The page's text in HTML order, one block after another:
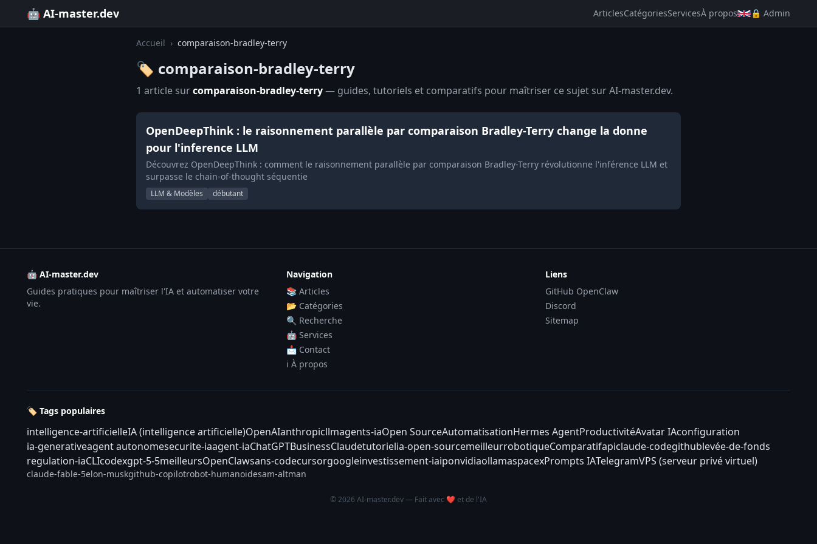
🤖 AI-master.dev ArticlesCatégoriesServicesÀ propos 🔒 Admin
Accueil › comparaison-bradley-terry
🏷️ comparaison-bradley-terry
1 article surcomparaison-bradley-terry— guides, tutoriels et comparatifs pour maîtriser ce sujet sur AI-master.dev.
OpenDeepThink : le raisonnement parallèle par comparaison Bradley-Terry change la donne
pour l'inference LLM
Découvrez OpenDeepThink : comment le raisonnement parallèle par comparaison Bradley-Terry révolutionne l'inférence LLM et
surpasse le chain-of-thought séquentie
LLM & Modèles débutant
🤖 AI-master.dev
Guides pratiques pour maîtriser l'IA et automatiser votre
vie.
Navigation
📚 Articles
📂 Catégories
🔍 Recherche
🤖 Services
📩 Contact
ℹ️ À propos
Liens
GitHub OpenClaw
Discord
Sitemap
🏷️ Tags populaires
intelligence-artificielleIA (intelligence artificielle)OpenAIanthropicllmagents-iaOpen SourceAutomatisationHermes AgentProductivitéAvatar IAconfiguration
ia-generativeagent autonomesecurite-iaagent-iaChatGPTBusinessClaudetutorielia-open-sourcemeilleurrobotiqueComparatifapiclaude-codegithublevée-de-fonds
regulation-iaCLIcodexgpt-5-5meilleursOpenClawsans-codecursorgoogleinvestissement-iaiponvidiaollamaspacexPrompts IATelegramVPS (serveur privé virtuel)
claude-fable-5elon-muskgithub-copilotrobot-humanoidesam-altman
© 2026 AI-master.dev — Fait avec ❤️ et de l'IA